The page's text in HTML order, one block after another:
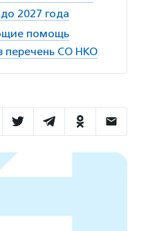
2027 года
помощь
перечень СО НКО